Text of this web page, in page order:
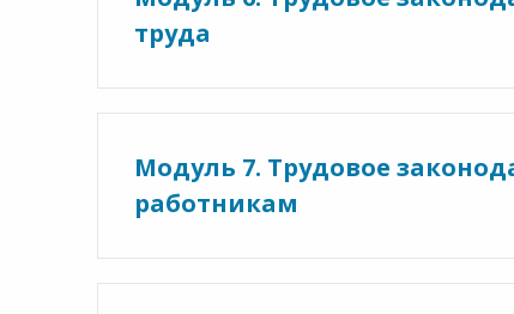
труда
Модуль 7. Трудовое
работникам